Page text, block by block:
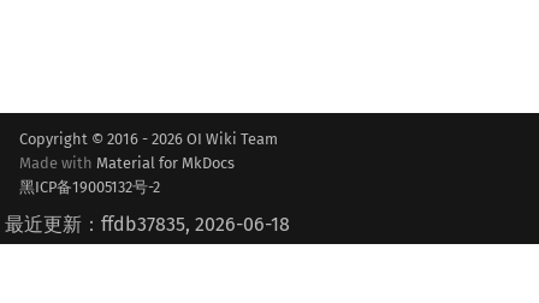
Copyright © 2016 - 2026 OI Wiki Team
Made with Material for MkDocs
黑ICP备19005132号-2
最近更新：ffdb37835, 2026-06-18